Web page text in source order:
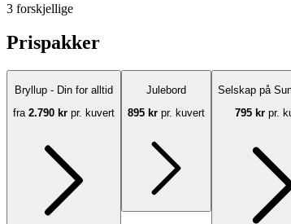
3 forskjellige
Prispakker
Bryllup - Din for alltid
fra 2.790 kr pr. kuvert
Julebord
895 kr pr. kuvert
Selskap på
795 kr pr.